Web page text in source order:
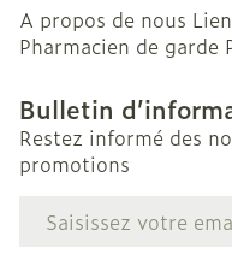
A propos de nous
Pharmacien de garde
Bulletin
Restez informé des
promotions
Adresse mail